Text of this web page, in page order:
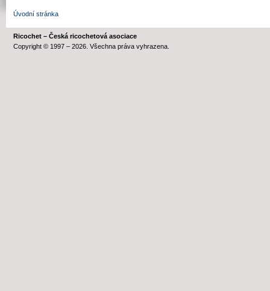
Úvodní stránka
Ricochet – Česká ricochetová asociace
Copyright © 1997 – 2026. Všechna práva vyhrazena.